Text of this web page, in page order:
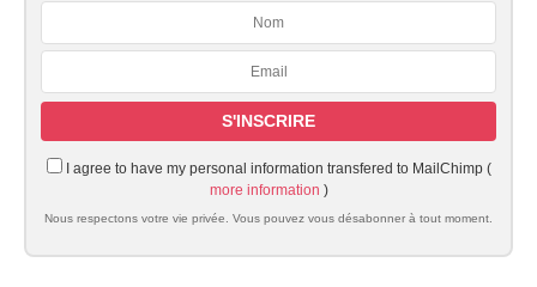
I agree to have my personal information transfered to MailChimp (
more information )
Nous respectons votre vie privée. Vous pouvez vous désabonner à tout moment.